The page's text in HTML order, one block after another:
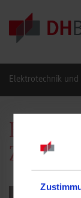
Skip to main content
Elektrotechnik
Prof.
Zender